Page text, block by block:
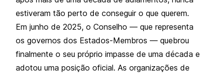
estiveram tão perto de conseguir o que querem.
Em junho de 2025, o Conselho — que representa
os governos dos Estados-Membros — quebrou
finalmente o seu próprio impasse de uma década e
adotou uma posição oficial. As organizações de